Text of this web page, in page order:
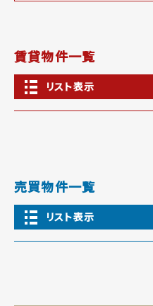
賃貸物件一覧
リスト表示
売買物件一覧
リスト表示